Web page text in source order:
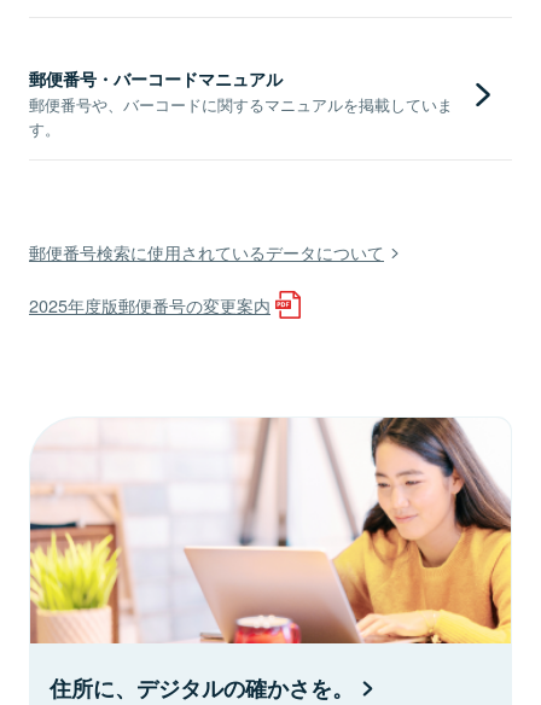
郵便番号・バーコードマニュアル
郵便番号や、バーコードに関するマニュアルを掲載していま
す。
郵便番号検索に使用されているデータについて
2025年度版郵便番号の変更案内
住所に、デジタルの確かさを。